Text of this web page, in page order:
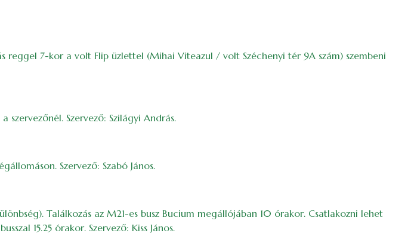
reggel 7-kor a volt Flip üzlettel (Mihai Viteazul / volt Széchenyi tér 9A szám) szembeni
Szervező: Szilágyi András.
Szervező: Szabó János.
Találkozás az M21-es busz Bucium megállójában 10 órakor. Csatlakozni lehet
15.25 órakor. Szervező: Kiss János.